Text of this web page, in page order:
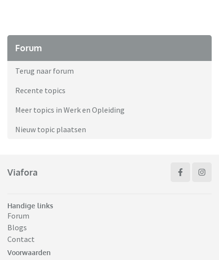
Forum
Terug naar forum
Recente topics
Meer topics in Werk en Opleiding
Nieuw topic plaatsen
Viafora
Handige links
Forum
Blogs
Contact
Voorwaarden